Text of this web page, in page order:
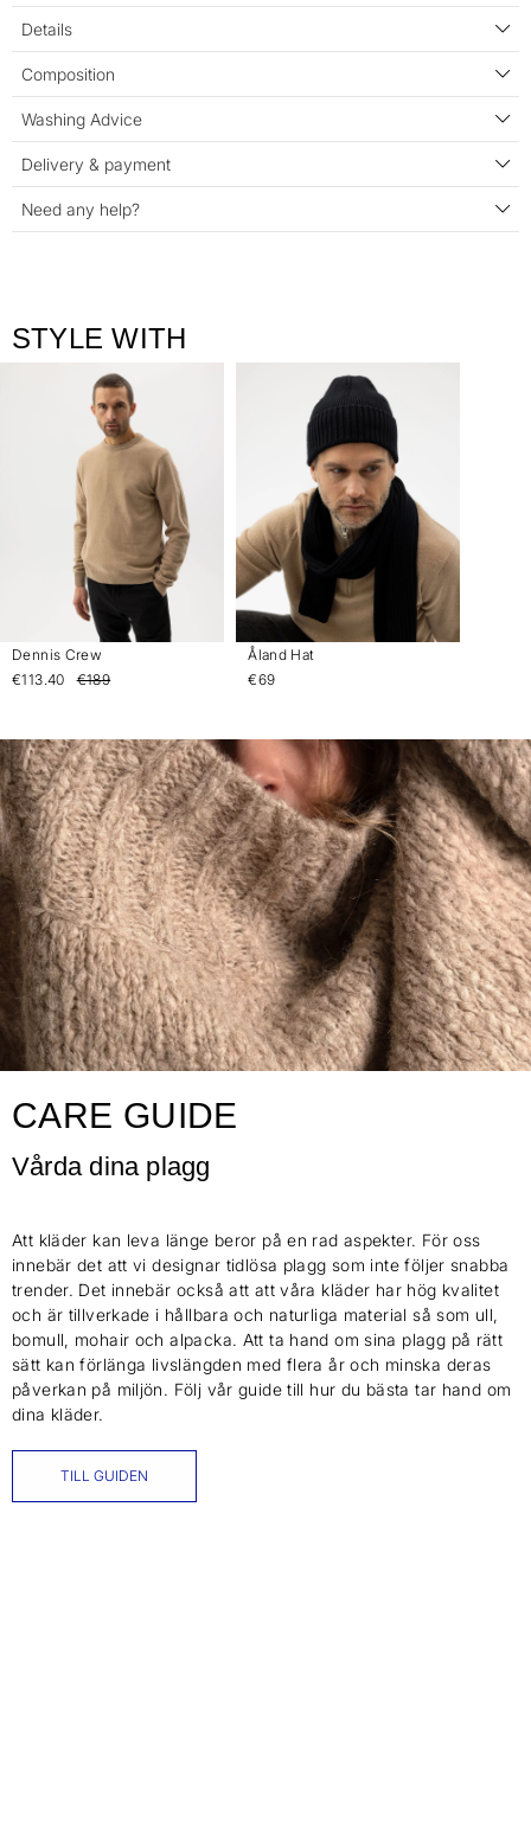
Details
Composition
Washing Advice
Delivery & payment
Need any help?
STYLE WITH
Dennis Crew
€113.40
€189
Åland Hat
€69
CARE GUIDE
Vårda dina plagg
Att kläder kan leva länge beror på en rad aspekter. För oss
innebär det att vi designar tidlösa plagg som inte följer snabba
trender. Det innebär också att att våra kläder har hög kvalitet
och är tillverkade i hållbara och naturliga material så som ull,
bomull, mohair och alpacka. Att ta hand om sina plagg på rätt
sätt kan förlänga livslängden med flera år och minska deras
påverkan på miljön. Följ vår guide till hur du bästa tar hand om
dina kläder.
TILL GUIDEN